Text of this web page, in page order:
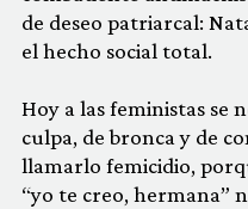
de deseo patriarcal:
el hecho social total.
Hoy a las feministas se
culpa, de bronca y de
llamarlo femicidio,
“yo te creo, hermana”